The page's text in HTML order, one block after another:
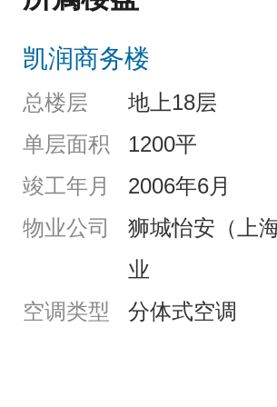
凯润商务楼
总楼层
地上18层
单层面积
1200平
竣工年月
2006年6月
物业公司
狮城怡安（上
业
空调类型
分体式空调